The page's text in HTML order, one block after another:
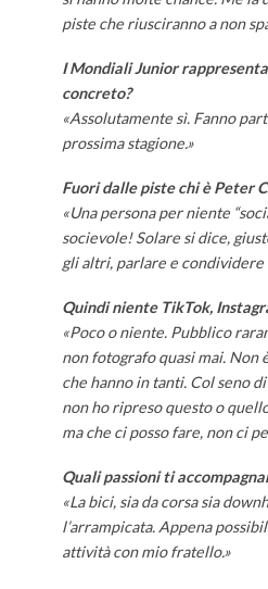
piste che riusciranno a non
I Mondiali Junior
concreto?
«Assolutamente sì. Fanno
prossima stagione.»
Fuori dalle piste chi è Peter
«Una persona per niente
socievole! Solare si dice,
gli altri, parlare e condividere
Quindi niente TikTok,
«Poco o niente. Pubblico
non fotografo quasi mai. Non
che hanno in tanti. Col seno
non ho ripreso questo o
ma che ci posso fare, non ci
Quali passioni ti
«La bici, sia da corsa sia
l’arrampicata. Appena
attività con mio fratello.»